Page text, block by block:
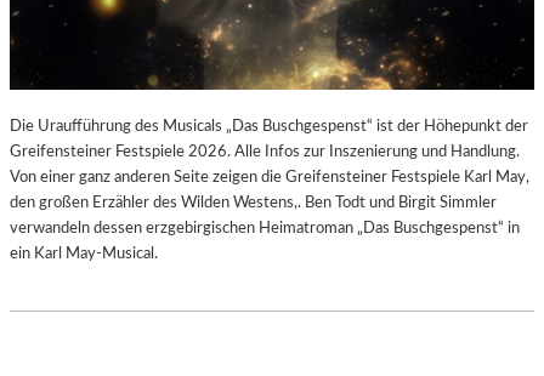
G
Die Uraufführung des Musicals „Das Buschgespenst“ ist der Höhepunkt der
Greifensteiner Festspiele 2026. Alle Infos zur Inszenierung und Handlung.
Von einer ganz anderen Seite zeigen die Greifensteiner Festspiele Karl May,
den großen Erzähler des Wilden Westens,. Ben Todt und Birgit Simmler
verwandeln dessen erzgebirgischen Heimatroman „Das Buschgespenst“ in
ein Karl May-Musical.